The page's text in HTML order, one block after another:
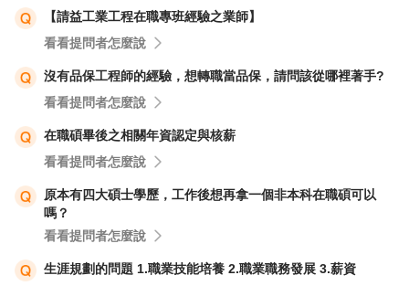
【請益工業工程在職專班經驗之業師】
看看提問者怎麼說
沒有品保工程師的經驗，想轉職當品保，請問該從哪裡著手?
看看提問者怎麼說
在職碩畢後之相關年資認定與核薪
看看提問者怎麼說
原本有四大碩士學歷，工作後想再拿一個非本科在職碩可以
嗎？
看看提問者怎麼說
生涯規劃的問題 1.職業技能培養 2.職業職務發展 3.薪資